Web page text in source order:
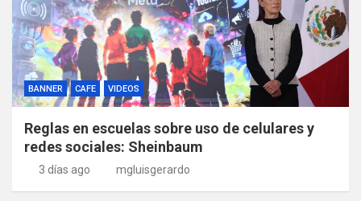
BANNER CAFE VIDEOS
Reglas en escuelas sobre uso de celulares y
redes sociales: Sheinbaum
3 días ago mgluisgerardo